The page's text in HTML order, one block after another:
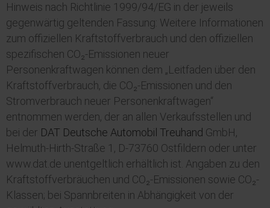
Hinweis nach Richtlinie 1999/94/EG in der jeweils
gegenwärtig geltenden Fassung: Weitere Informationen
zum offiziellen Kraftstoffverbrauch und den offiziellen
spezifischen CO₂-Emissionen neuer
Personenkraftwagen können dem „Leitfaden über den
Kraftstoffverbrauch, die CO₂-Emissionen und den
Stromverbrauch neuer Personenkraftwagen“
entnommen werden, der an allen Verkaufsstellen und
bei der DAT Deutsche Automobil Treuhand GmbH,
Helmuth-Hirth-Straße 1, D-73760 Ostfildern oder unter
www.dat.de unentgeltlich erhältlich ist. Angaben zu den
Kraftstoffverbräuchen und CO₂-Emissionen sowie CO₂-
Klassen; bei Spannbreiten in Abhängigkeit von der